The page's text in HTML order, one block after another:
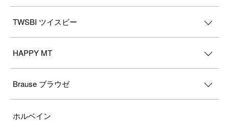
TWSBI ツイスビー
HAPPY MT
Brause ブラウゼ
ホルベイン